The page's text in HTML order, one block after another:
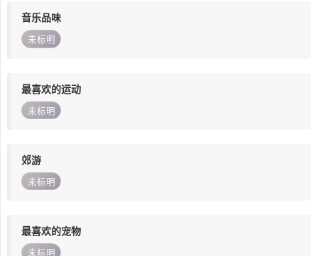
音乐品味
未标明
最喜欢的运动
未标明
郊游
未标明
最喜欢的宠物
未标明